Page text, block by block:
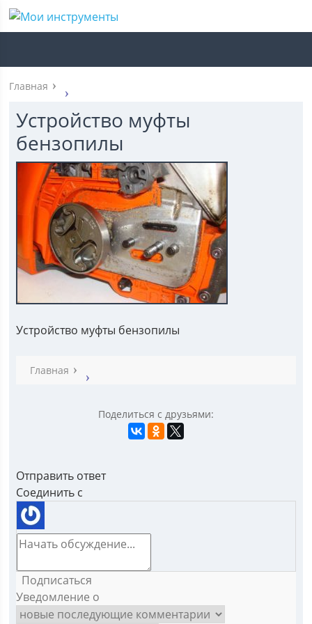
Главная
Устройство муфты
бензопилы
Устройство муфты бензопилы
Главная
Поделиться с друзьями:
Отправить ответ
Соединить с
Подписаться
Уведомление о